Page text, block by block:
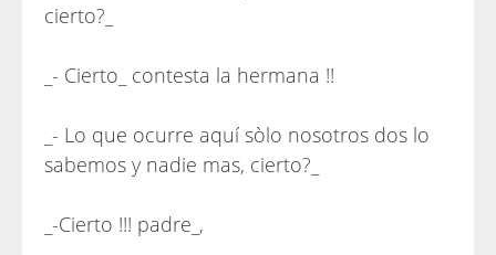
cierto?_
_- Cierto_ contesta la hermana !!
_- Lo que ocurre aquí sòlo nosotros dos lo
sabemos y nadie mas, cierto?_
_-Cierto !!! padre_,